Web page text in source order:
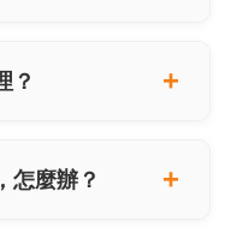
？
怎麼辦？